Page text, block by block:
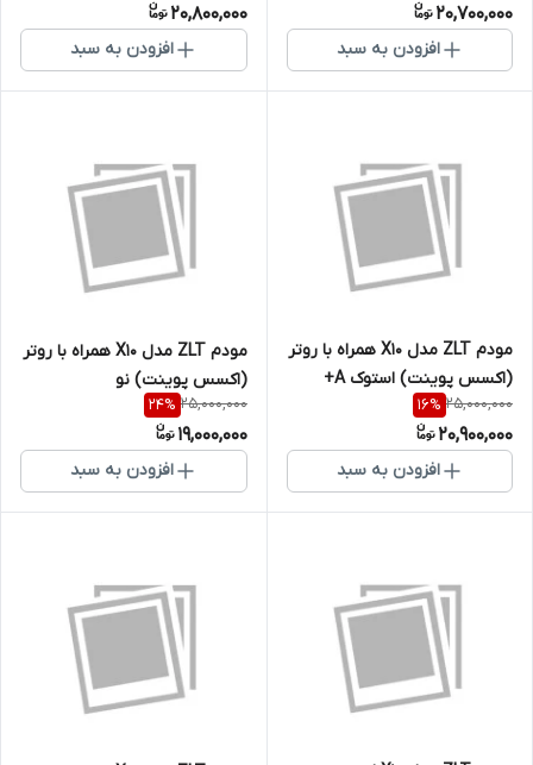
20,700,000
افزودن به سبد
20,800,000
افزودن به سبد
مودم ZLT مدل X10 همراه با روتر
(اکسس پوینت) استوک A+
25,000,000
16%
20,900,000
افزودن به سبد
مودم ZLT مدل X10 همراه با روتر
(اکسس پوینت) نو
25,000,000
24%
19,000,000
افزودن به سبد